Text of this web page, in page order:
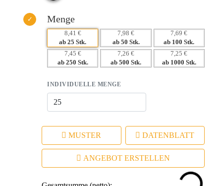
– Starker Wiedererkennungseffekt durch edles Design.
– Haptische Verkaufsförderung, die nicht im Müll landet.
– Individuelle Werbeanbringung durch Tampondruck oder
Menge
8,41 €
ab 25 Stk.
7,98 €
ab 50 Stk.
7,69 €
ab 100 Stk.
7,45 €
ab 250 Stk.
7,26 €
ab 500 Stk.
7,25 €
ab 1000 Stk.
INDIVIDUELLE MENGE
MUSTER DATENBLATT
ANGEBOT ERSTELLEN